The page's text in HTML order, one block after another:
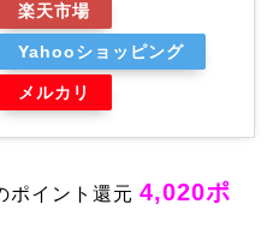
楽天市場
Yahooショッピング
メルカリ
ポイント還元 4,020ポ